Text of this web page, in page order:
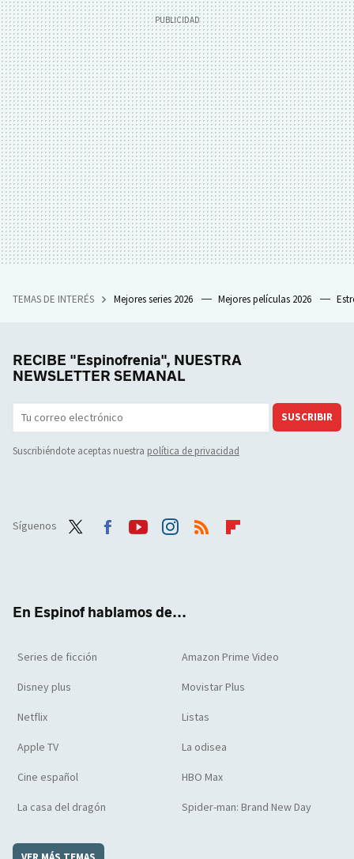
TEMAS DE INTERÉS Mejores series 2026 Mejores películas 2026
RECIBE "Espinofrenia", NUESTRA
NEWSLETTER SEMANAL
SUSCRIBIR
Suscribiéndote aceptas nuestra política de privacidad
Síguenos
En Espinof hablamos de...
Series de ficción Amazon Prime Video
Disney plus Movistar Plus
Netflix Listas
Apple TV La odisea
Cine español HBO Max
La casa del dragón Spider-man: Brand New Day